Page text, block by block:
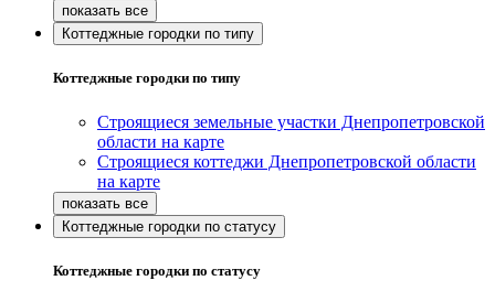
Коттеджные городки по типу
Коттеджные городки по типу
Строящиеся земельные участки Днепропетровской
области на карте
Строящиеся коттеджи Днепропетровской области
на карте
Коттеджные городки по статусу
Коттеджные городки по статусу